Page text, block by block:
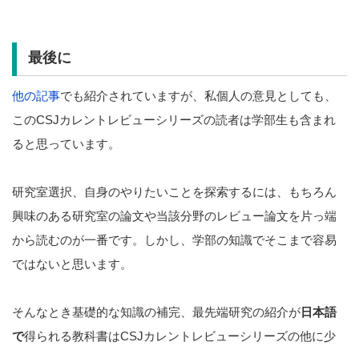
最後に
他の記事でも紹介されていますが、私個人の意見としても、
このCSJカレントレビューシリーズの読者は学部生も含まれ
ると思っています。
研究室選択、自身のやりたいことを探索するには、もちろん
興味のある研究室の論文や当該分野のレビュー論文を片っ端
から読むのが一番です。しかし、学部の知識でそこまで容易
ではないと思います。
そんなとき基礎的な知識の補完、最先端研究の紹介が 日本語
で得られる教科書はCSJカレントレビューシリーズの他に少